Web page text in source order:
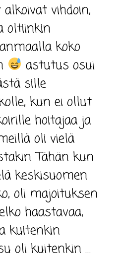
vihdoin,
oltiinkin
koko
astutus osui
sille
kun ei ollut
hoitajaa ja
oli vielä
Tähän kun
keskisuomen
oli majoituksen
haastavaa,
kuitenkin
oli kuitenkin …